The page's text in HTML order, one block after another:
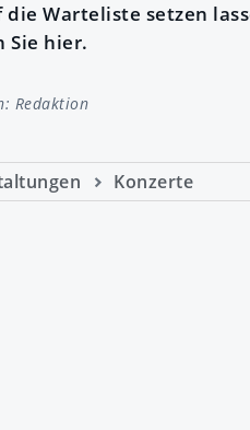
Warteliste setzen
Sie hier.
Redaktion
Konzerte